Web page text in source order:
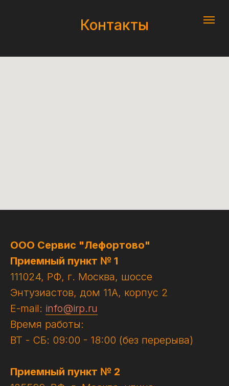
Контакты
ООО Сервис "Лефортово"
Приемный пункт № 1
111024, РФ, г. Москва, шоссе
Энтузиастов, дом 11А, корпус 2
E-mail: info@irp.ru
Время работы:
ВТ - СБ: 09:00 - 18:00 (без перерыва)
Приемный пункт № 2